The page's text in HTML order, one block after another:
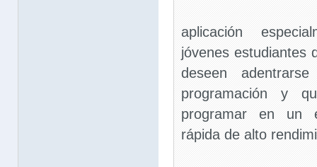
aplicación
jóvenes estudiantes
deseen
programación y
programar en un
rápida de alto